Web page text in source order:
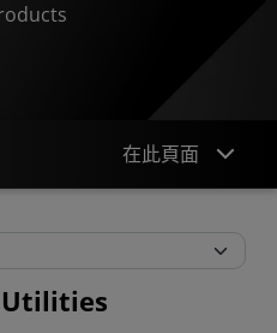
在此頁面
Legacy Tools and Utilities
Utilities